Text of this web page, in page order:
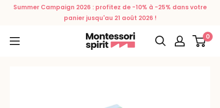
PasserSummer Campaign 2026 : profitez de -10% à -25% dans votre
panier jusqu'au 21 août 2026 !
Montessori
Spirit
0